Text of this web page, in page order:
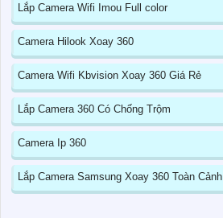
Lắp Camera Wifi Imou Full color
Camera Hilook Xoay 360
Camera Wifi Kbvision Xoay 360 Giá Rẻ
Lắp Camera 360 Có Chống Trộm
Camera Ip 360
Lắp Camera Samsung Xoay 360 Toàn Cảnh